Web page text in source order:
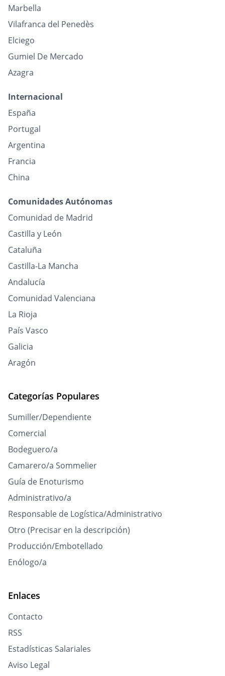
Marbella
Vilafranca del Penedès
Elciego
Gumiel De Mercado
Azagra
Internacional
España
Portugal
Argentina
Francia
China
Comunidades Autónomas
Comunidad de Madrid
Castilla y León
Cataluña
Castilla-La Mancha
Andalucía
Comunidad Valenciana
La Rioja
País Vasco
Galicia
Aragón
Categorías Populares
Sumiller/Dependiente
Comercial
Bodeguero/a
Camarero/a Sommelier
Guía de Enoturismo
Administrativo/a
Responsable de Logística/Administrativo
Otro (Precisar en la descripción)
Producción/Embotellado
Enólogo/a
Enlaces
Contacto
RSS
Estadísticas Salariales
Aviso Legal